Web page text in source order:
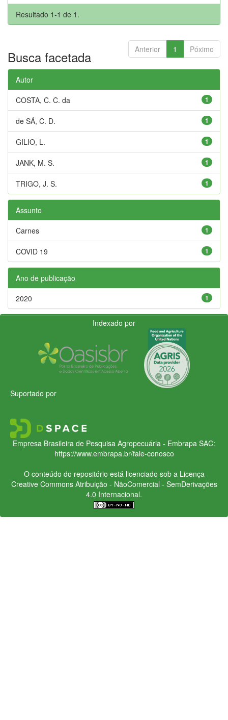
Resultado 1-1 de 1.
Anterior 1 Póximo
Busca facetada
Autor
1
COSTA, C. C. da
1
de SÁ, C. D.
1
GILIO, L.
1
JANK, M. S.
1
TRIGO, J. S.
Assunto
1
Carnes
1
COVID 19
Ano de publicação
1
2020
Indexado por
Suportado por
Empresa Brasileira de Pesquisa Agropecuária - Embrapa SAC:
https://www.embrapa.br/fale-conosco
O conteúdo do repositório está licenciado sob a Licença
Creative CommonsAtribuição - NãoComercial - SemDerivações
4.0 Internacional.